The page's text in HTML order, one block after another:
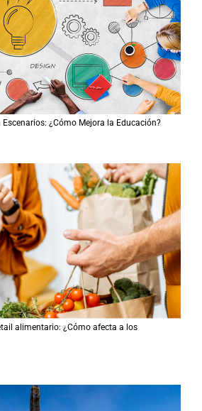
¿Cómo Mejora la Educación?
alimentario: ¿Cómo afecta a los